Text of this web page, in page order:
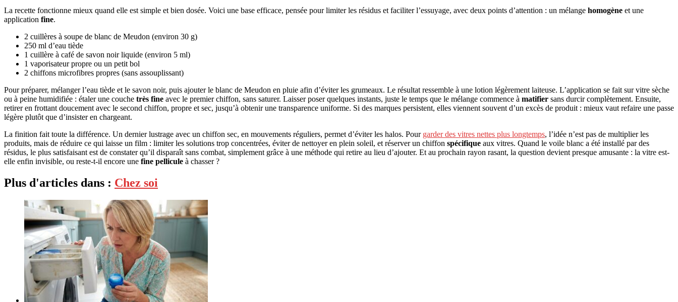
La recette fonctionne mieux quand elle est simple et bien dosée. Voici une base efficace, pensée pour limiter les résidus et faciliter l’essuyage, avec deux points d’attention : un mélange homogène et une
application fine.
2 cuillères à soupe de blanc de Meudon (environ 30 g)
250 ml d’eau tiède
1 cuillère à café de savon noir liquide (environ 5 ml)
1 vaporisateur propre ou un petit bol
2 chiffons microfibres propres (sans assouplissant)
Pour préparer, mélanger l’eau tiède et le savon noir, puis ajouter le blanc de Meudon en pluie afin d’éviter les grumeaux. Le résultat ressemble à une lotion légèrement laiteuse. L’application se fait sur vitre sèche
ou à peine humidifiée : étaler une couche très fine avec le premier chiffon, sans saturer. Laisser poser quelques instants, juste le temps que le mélange commence à matifier sans durcir complètement. Ensuite,
retirer en frottant doucement avec le second chiffon, propre et sec, jusqu’à obtenir une transparence uniforme. Si des marques persistent, elles viennent souvent d’un excès de produit : mieux vaut refaire une passe
légère plutôt que d’insister en chargeant.
La finition fait toute la différence. Un dernier lustrage avec un chiffon sec, en mouvements réguliers, permet d’éviter les halos. Pour garder des vitres nettes plus longtemps, l’idée n’est pas de multiplier les
produits, mais de réduire ce qui laisse un film : limiter les solutions trop concentrées, éviter de nettoyer en plein soleil, et réserver un chiffon spécifique aux vitres. Quand le voile blanc a été installé par des
résidus, le plus satisfaisant est de constater qu’il disparaît sans combat, simplement grâce à une méthode qui retire au lieu d’ajouter. Et au prochain rayon rasant, la question devient presque amusante : la vitre est-
elle enfin invisible, ou reste-t-il encore une fine pellicule à chasser ?
Plus d'articles dans : Chez soi